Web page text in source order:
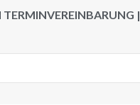
|